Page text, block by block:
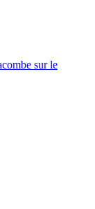
sur le